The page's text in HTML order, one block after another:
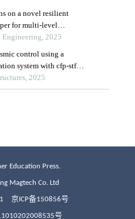
Education Press.
Magtech Co. Ltd
京ICP备150856号
号